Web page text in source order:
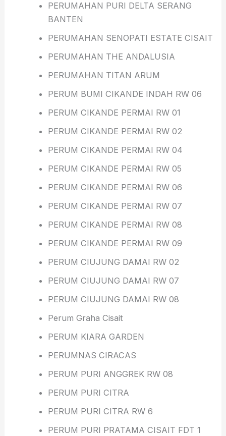
PERUMAHAN PURI DELTA SERANG
BANTEN
PERUMAHAN SENOPATI ESTATE CISAIT
PERUMAHAN THE ANDALUSIA
PERUMAHAN TITAN ARUM
PERUM BUMI CIKANDE INDAH RW 06
PERUM CIKANDE PERMAI RW 01
PERUM CIKANDE PERMAI RW 02
PERUM CIKANDE PERMAI RW 04
PERUM CIKANDE PERMAI RW 05
PERUM CIKANDE PERMAI RW 06
PERUM CIKANDE PERMAI RW 07
PERUM CIKANDE PERMAI RW 08
PERUM CIKANDE PERMAI RW 09
PERUM CIUJUNG DAMAI RW 02
PERUM CIUJUNG DAMAI RW 07
PERUM CIUJUNG DAMAI RW 08
Perum Graha Cisait
PERUM KIARA GARDEN
PERUMNAS CIRACAS
PERUM PURI ANGGREK RW 08
PERUM PURI CITRA
PERUM PURI CITRA RW 6
PERUM PURI PRATAMA CISAIT FDT 1